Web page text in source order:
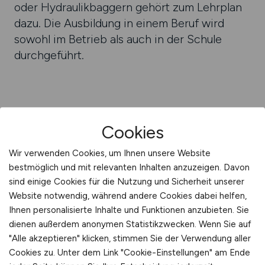
oder Hydrau­lik­baggern gehört zum Lehr­plan
dazu. Die Aus­bildung in einem Beruf wird
sowohl im Betrieb als auch in der Schule
durch­geführt.
BAUFACHARBEITER INSTANDSETZUNG
zurück
Weitere Berufe
Was macht ein Asphalt­bauer?
Cookies
Wir verwenden Cookies, um Ihnen unsere Website
bestmöglich und mit relevanten Inhalten anzuzeigen. Davon
sind einige Cookies für die Nutzung und Sicherheit unserer
Website notwendig, während andere Cookies dabei helfen,
Ihnen personalisierte Inhalte und Funktionen anzubieten. Sie
dienen außerdem anonymen Statistikzwecken. Wenn Sie auf
"Alle akzeptieren" klicken, stimmen Sie der Verwendung aller
Cookies zu. Unter dem Link "Cookie-Einstellungen" am Ende